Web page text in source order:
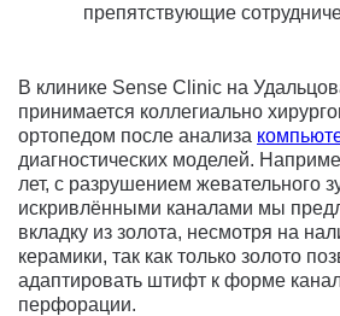
препятствующие
В клинике Sense Clinic на
принимается коллегиально
ортопедом после анализа
диагностических моделей.
лет, с разрушением жевательного
искривлёнными каналами мы
вкладку из золота, несмотря на
керамики, так как только золото
адаптировать штифт к форме
перфорации.